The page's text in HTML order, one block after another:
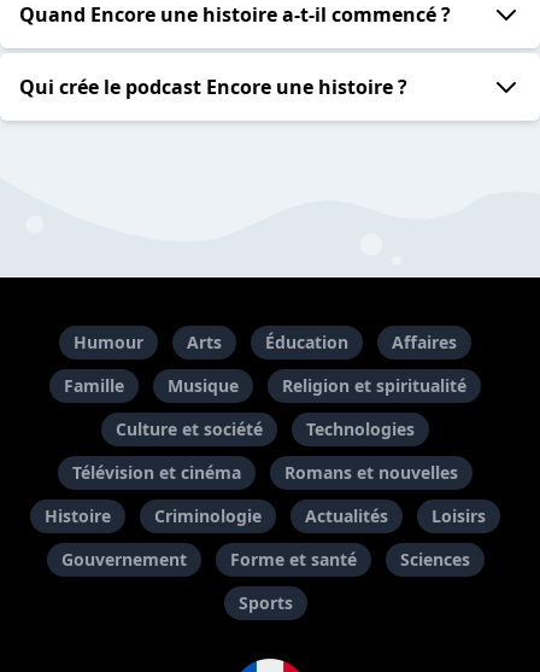
Quand Encore une histoire a-t-il commencé ?
Qui crée le podcast Encore une histoire ?
Humour Arts Éducation
Affaires
Famille
Musique
Religion et spiritualité
Culture et société
Technologies
Télévision et cinéma
Romans et nouvelles
Histoire
Criminologie Actualités
Loisirs
Gouvernement
Forme et santé
Sciences
Sports